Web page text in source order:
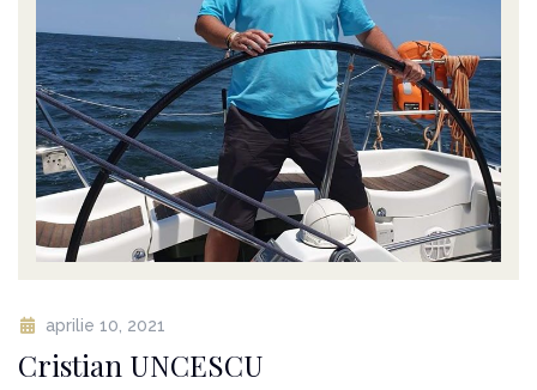
aprilie 10, 2021
Cristian UNCESCU